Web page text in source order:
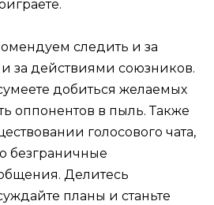
следить и за
за действиями союзников.
добиться желаемых
оппонентов в пыль. Также
голосового чата,
безграничные
Делитесь
планы и станьте